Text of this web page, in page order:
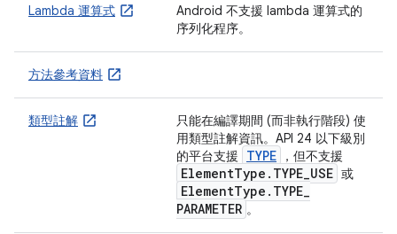
Lambda 運算式
Android 不支援 lambda 運算式的
序列化程序。
方法參考資料
類型註解
只能在編譯期間 (而非執行階段) 使
用類型註解資訊。API 24 以下級別
的平台支援
TYPE ，但不支援
ElementType . TYPE_USE 或
ElementType . TYPE_
PARAMETER 。